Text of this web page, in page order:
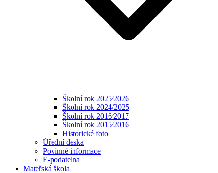
Školní rok 2025⁄2026
Školní rok 2024/2025
Školní rok 2016⁄2017
Školní rok 2015⁄2016
Historické foto
Úřední deska
Povinné informace
E-podatelna
Mateřská škola